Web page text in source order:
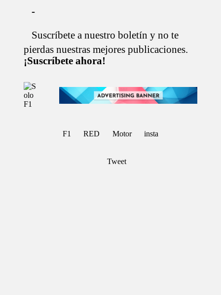
-
Suscríbete a nuestro boletín y no te
pierdas nuestras mejores publicaciones.
¡Suscríbete ahora!
S
o
l
Para
Amantes
de
F1 RED Motor insta
Tweet